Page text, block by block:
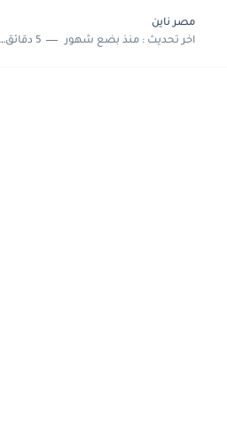
مصر ناين
اخر تحديث :منذ بضع شهور 5 دقائق للقراءة